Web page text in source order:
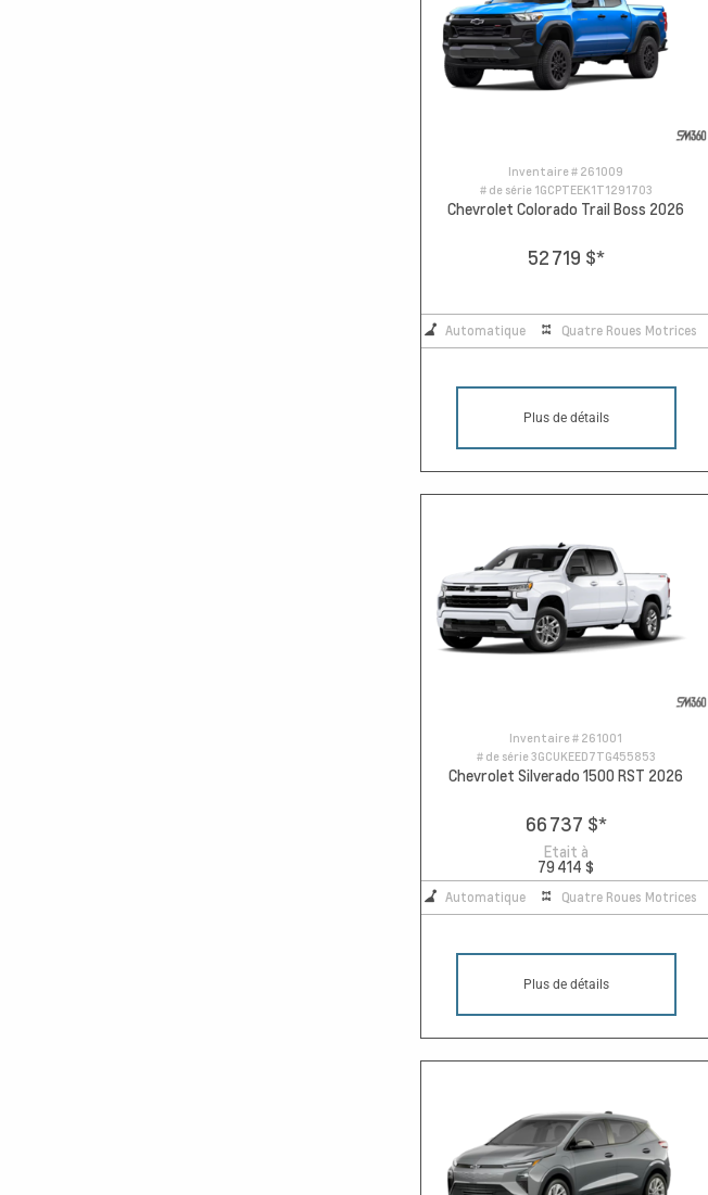
Inventaire # 261009
# de série 1GCPTEEK1T1291703
Chevrolet Colorado Trail Boss 2026
52 719 $*
Automatique Quatre Roues Motrices
Plus de détails
Inventaire # 261001
# de série3GCUKEED7TG455853
Chevrolet Silverado 1500 RST 2026
66 737 $*
Etait à
79 414 $
Automatique Quatre Roues Motrices
Plus de détails